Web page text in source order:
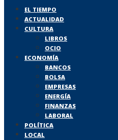
EL TIEMPO
ACTUALIDAD
CULTURA
LIBROS
OCIO
ECONOMÍA
BANCOS
BOLSA
EMPRESAS
ENERGÍA
FINANZAS
LABORAL
POLÍTICA
LOCAL